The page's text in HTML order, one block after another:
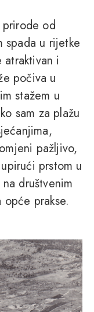
od
spada u rijetke
i
počiva u
stažem u
sam za plažu
pažljivo,
prstom u
društvenim
opće prakse.